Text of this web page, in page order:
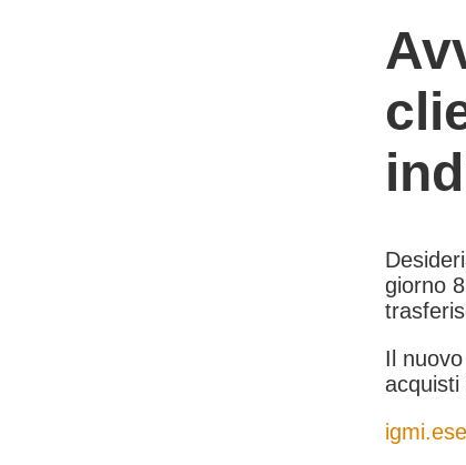
giorno
Il
acquisti